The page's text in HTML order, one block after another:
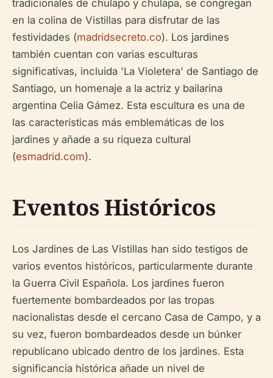
tradicionales de chulapo y chulapa, se congregan
en la colina de Vistillas para disfrutar de las
festividades (madridsecreto.co). Los jardines
también cuentan con varias esculturas
significativas, incluida 'La Violetera' de Santiago de
Santiago, un homenaje a la actriz y bailarina
argentina Celia Gámez. Esta escultura es una de
las características más emblemáticas de los
jardines y añade a su riqueza cultural
(esmadrid.com).
Eventos Históricos
Los Jardines de Las Vistillas han sido testigos de
varios eventos históricos, particularmente durante
la Guerra Civil Española. Los jardines fueron
fuertemente bombardeados por las tropas
nacionalistas desde el cercano Casa de Campo, y a
su vez, fueron bombardeados desde un búnker
republicano ubicado dentro de los jardines. Esta
significancia histórica añade un nivel de